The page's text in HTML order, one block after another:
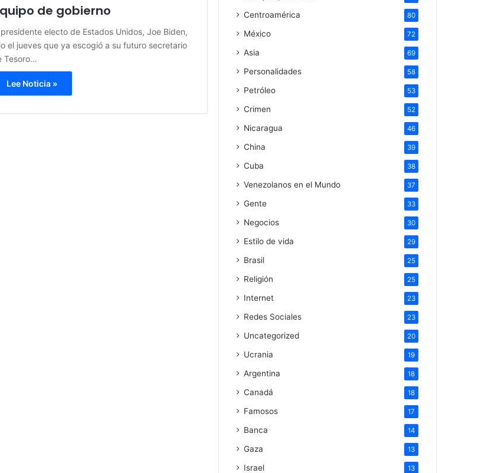
de gobierno
presidente electo de Estados Unidos, Joe Biden,
el jueves que ya escogió a su futuro secretario
Tesoro…
Lee Noticia »
Centroamérica 80
México 72
Asia 69
Personalidades 58
Petróleo 53
Crimen 52
Nicaragua 46
China 39
Cuba 38
Venezolanos en el Mundo 37
Gente 33
Negocios 30
Estilo de vida 29
Brasil 25
Religión 25
Internet 23
Redes Sociales 23
Uncategorized 20
Ucrania 19
Argentina 18
Canadá 18
Famosos 17
Banca 14
Gaza 13
Israel 13